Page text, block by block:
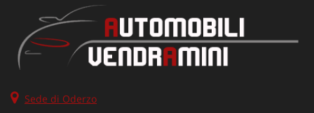
Sede di Oderzo